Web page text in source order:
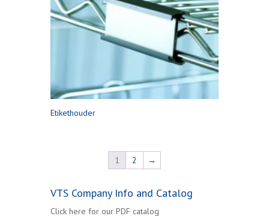
Etikethouder
1 2 →
VTS Company Info and Catalog
Click here for our PDF catalog